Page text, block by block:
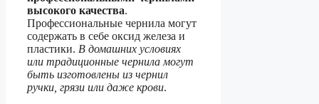
высокого качества.
Профессиональные чернила могут
содержать в себе оксид железа и
пластики. В домашних условиях
или традиционные чернила могут
быть изготовлены из чернил
ручки, грязи или даже крови.